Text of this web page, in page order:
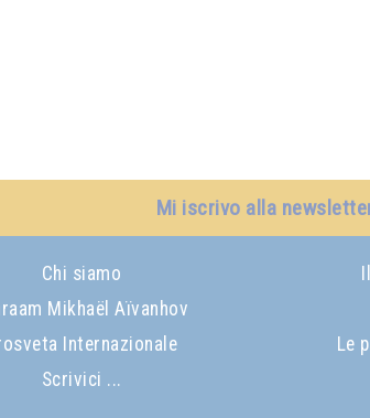
Mi iscrivo alla
Chi siamo
Mikhaël Aïvanhov
Internazionale
Scrivici ...
Le